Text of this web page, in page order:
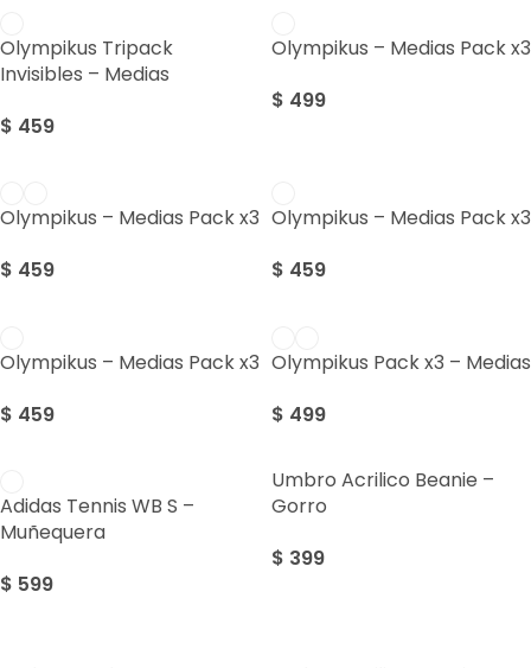
Olympikus Tripack
Invisibles – Medias
$ 459
Olympikus – Medias Pack x3
$ 499
Olympikus – Medias Pack x3
$ 459
Olympikus – Medias Pack x3
$ 459
Olympikus – Medias Pack x3
$ 459
Olympikus Pack x3 – Medias
$ 499
Adidas Tennis WB S –
Muñequera
$ 599
Umbro Acrilico Beanie –
Gorro
$ 399